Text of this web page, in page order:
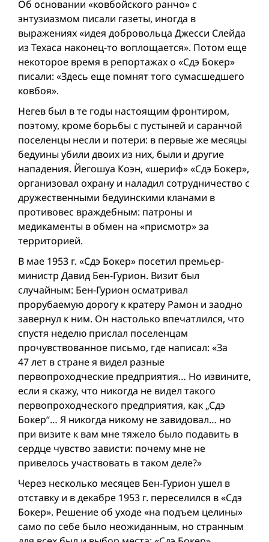
Об основании «ковбойского ранчо» с
энтузиазмом писали газеты, иногда в
выражениях «идея добровольца Джесси Слейда
из Техаса наконец-то воплощается». Потом еще
некоторое время в репортажах о «Сдэ Бокер»
писали: «Здесь еще помнят того сумасшедшего
ковбоя».
Негев был в те годы настоящим фронтиром,
поэтому, кроме борьбы с пустыней и саранчой
поселенцы несли и потери: в первые же месяцы
бедуины убили двоих из них, были и другие
нападения. Йегошуа Коэн, «шериф» «Сдэ Бокер»,
организовал охрану и наладил сотрудничество с
дружественными бедуинскими кланами в
противовес враждебным: патроны и
медикаменты в обмен на «присмотр» за
территорией.
В мае 1953 г. «Сдэ Бокер» посетил премьер-
министр Давид Бен-Гурион. Визит был
случайным: Бен-Гурион осматривал
прорубаемую дорогу к кратеру Рамон и заодно
завернул к ним. Он настолько впечатлился, что
спустя неделю прислал поселенцам
прочувствованное письмо, где написал: «За
47 лет в стране я видел разные
первопроходческие предприятия… Но извините,
если я скажу, что никогда не видел такого
первопроходческого предприятия, как „Сдэ
Бокер“… Я никогда никому не завидовал… но
при визите к вам мне тяжело было подавить в
сердце чувство зависти: почему мне не
привелось участвовать в таком деле?»
Через несколько месяцев Бен-Гурион ушел в
отставку и в декабре 1953 г. переселился в «Сдэ
Бокер». Решение об уходе «на подъем целины»
само по себе было неожиданным, но странным